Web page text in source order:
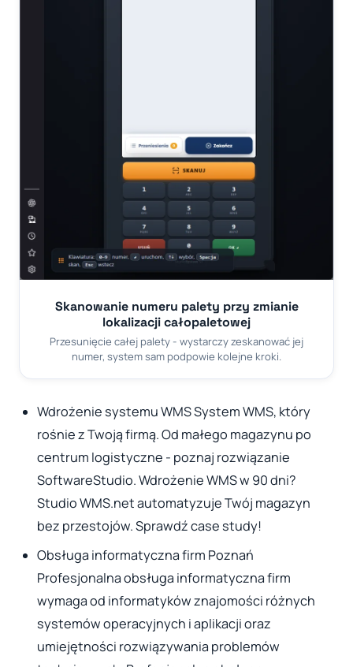
Skanowanie numeru palety przy zmianie
lokalizacji całopaletowej
Przesunięcie całej palety - wystarczy zeskanować jej
numer, system sam podpowie kolejne kroki.
Wdrożenie systemu WMS System WMS, który
rośnie z Twoją firmą. Od małego magazynu po
centrum logistyczne - poznaj rozwiązanie
SoftwareStudio. Wdrożenie WMS w 90 dni?
Studio WMS.net automatyzuje Twój magazyn
bez przestojów. Sprawdź case study!
Obsługa informatyczna firm Poznań
Profesjonalna obsługa informatyczna firm
wymaga od informatyków znajomości różnych
systemów operacyjnych i aplikacji oraz
umiejętności rozwiązywania problemów